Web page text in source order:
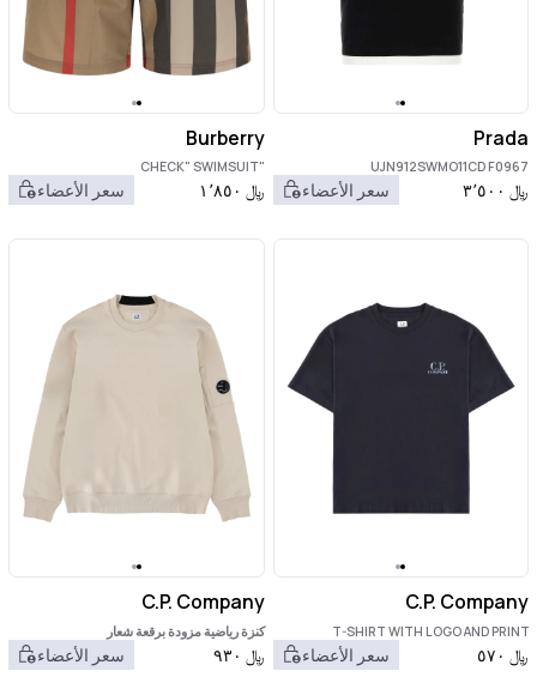
Prada
UJN912SWMO11CD F0967
﷼ ٣٬٥٠٠ سعر الأعضاء
Burberry
"CHECK" SWIMSUIT
﷼ ١٬٨٥٠ سعر الأعضاء
C.P. Company
T-SHIRT WITH LOGO AND PRINT
﷼ ٥٧٠ سعر الأعضاء
C.P. Company
كنزة رياضية مزودة برقعة شعار
﷼ ٩٣٠ سعر الأعضاء